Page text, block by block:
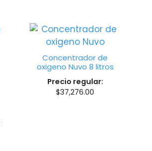
Concentrador de
oxigeno Nuvo 8 litros
Precio regular:
$37,276.00